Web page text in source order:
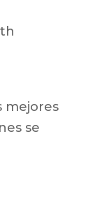
mejores
se